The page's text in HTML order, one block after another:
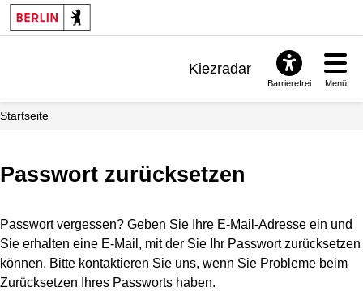
Kiezradar
Barrierefrei Menü
Startseite
Passwort zurücksetzen
Passwort vergessen? Geben Sie Ihre E-Mail-Adresse ein und
Sie erhalten eine E-Mail, mit der Sie Ihr Passwort zurücksetzen
können. Bitte kontaktieren Sie uns, wenn Sie Probleme beim
Zurücksetzen Ihres Passworts haben.